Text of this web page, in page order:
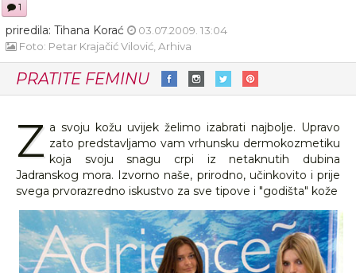
1
priredila: Tihana Korać
03.07.2009. 13:04
Foto: Petar Krajačić Vilović, Arhiva
PRATITE FEMINU
Z a svoju kožu uvijek želimo izabrati najbolje. Upravo
zato predstavljamo vam vrhunsku dermokozmetiku
koja svoju snagu crpi iz netaknutih dubina
Jadranskog mora. Izvorno naše, prirodno, učinkovito i prije
svega prvorazredno iskustvo za sve tipove i "godišta" kože